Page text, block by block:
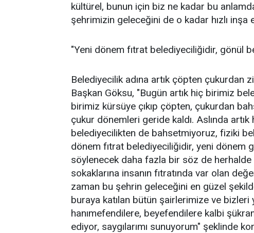
kültürel, bunun için biz ne kadar bu
şehrimizin geleceğini de o kadar hızlı inşa
"Yeni dönem fıtrat belediyeciliğidir, gönül
Belediyecilik adına artık çöpten çukurdan
Başkan Göksu, "Bugün artık hiç birimiz
birimiz kürsüye çıkıp çöpten, çukurdan
çukur dönemleri geride kaldı. Aslında
belediyecilikten de bahsetmiyoruz, fiziki
dönem fıtrat belediyeciliğidir, yeni dönem
söylenecek daha fazla bir söz de
sokaklarına insanın fıtratında var olan
zaman bu şehrin geleceğini en güzel
buraya katılan bütün şairlerimize ve bizleri
hanımefendilere, beyefendilere kalbi
ediyor, saygılarımı sunuyorum" şeklinde